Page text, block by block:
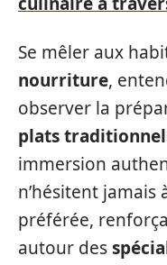
Se mêler aux
nourriture,
observer la
plats
immersion
n’hésitent
préférée,
autour des